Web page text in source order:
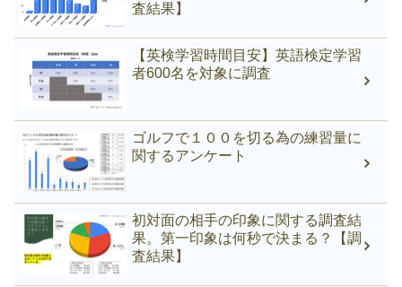
査結果】
【英検学習時間目安】英語検定学習
者600名を対象に調査
ゴルフで１００を切る為の練習量に
関するアンケート
初対面の相手の印象に関する調査結
果。第一印象は何秒で決まる？【調
査結果】